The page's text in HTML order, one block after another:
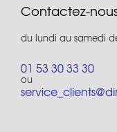
Contactez-
du lundi au samedi
01 53 30 33 30
ou